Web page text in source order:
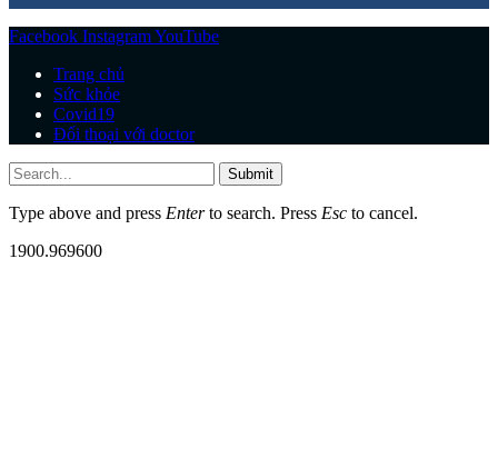
Facebook InstagramYouTube
Trang chủ
Sức khỏe
Covid19
Đối thoại với doctor
Submit
Type above and press Enterto search. Press Esc to cancel.
1900.969600